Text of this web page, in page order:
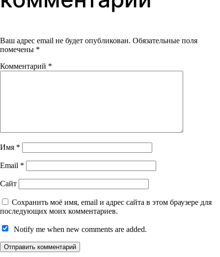
Ваш адрес email не будет опубликован. Обязательные поля
помечены *
Комментарий *
Имя *
Email *
Сайт
Сохранить моё имя, email и адрес сайта в этом браузере для
последующих моих комментариев.
Notify me when new comments are added.